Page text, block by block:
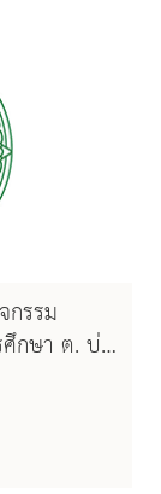
รรม
กษา ต. บ่อ